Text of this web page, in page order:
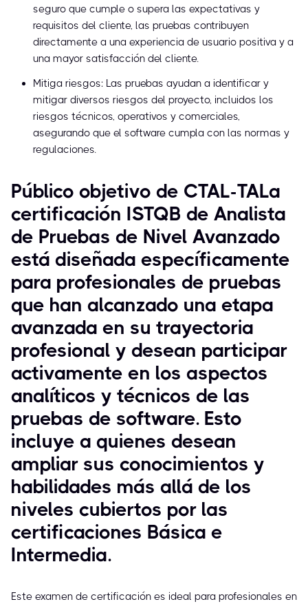
seguro que cumple o supera las expectativas y
requisitos del cliente, las pruebas contribuyen
directamente a una experiencia de usuario positiva y a
una mayor satisfacción del cliente.
Mitiga riesgos: Las pruebas ayudan a identificar y
mitigar diversos riesgos del proyecto, incluidos los
riesgos técnicos, operativos y comerciales,
asegurando que el software cumpla con las normas y
regulaciones.
Público objetivo de CTAL-TALa
certificación ISTQB de Analista
de Pruebas de Nivel Avanzado
está diseñada específicamente
para profesionales de pruebas
que han alcanzado una etapa
avanzada en su trayectoria
profesional y desean participar
activamente en los aspectos
analíticos y técnicos de las
pruebas de software. Esto
incluye a quienes desean
ampliar sus conocimientos y
habilidades más allá de los
niveles cubiertos por las
certificaciones Básica e
Intermedia.
Este examen de certificación es ideal para profesionales en